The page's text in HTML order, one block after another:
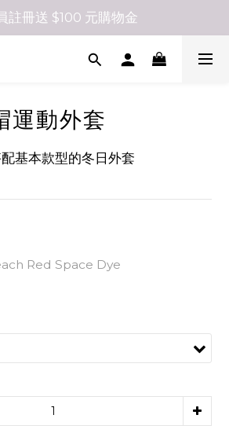
註冊送 $100 元購物金
運動外套
基本款型的冬日外套
Red Space Dye